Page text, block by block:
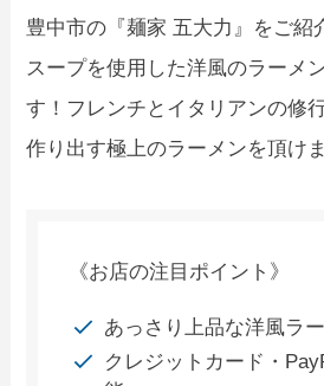
豊中市の『麺家 五大力』をご紹
スープを使用した洋風のラーメ
す！フレンチとイタリアンの修
作り出す極上のラーメンを頂け
《お店の注目ポイント》
あっさり上品な洋風ラ
クレジットカード・